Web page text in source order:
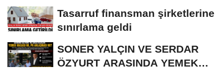
Tasarruf finansman şirketlerine
sınırlama geldi
SONER YALÇIN VE SERDAR
ÖZYURT ARASINDA YEMEK